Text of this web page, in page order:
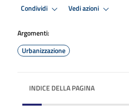
Condividi Vedi azioni
Argomenti:
Urbanizzazione
INDICE DELLA PAGINA